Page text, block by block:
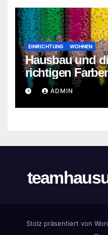
EINRICHTUNG WOHNEN
Hausbau und
richtigen
ADMIN
Stolz präsentiert von